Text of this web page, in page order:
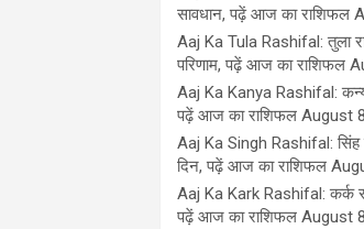
सावधान, पढ़ें आज का राशिफल
Aaj Ka Tula Rashifal: तुला
परिणाम, पढ़ें आज का राशिफल
Aaj Ka Kanya Rashifal:
पढ़ें आज का राशिफल August
Aaj Ka Singh Rashifal: सिंह
दिन, पढ़ें आज का राशिफल
Aaj Ka Kark Rashifal: कर्क
पढ़ें आज का राशिफल August